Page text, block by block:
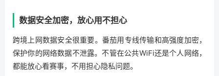
数据安全加密，放心用不担心
跨境上网数据安全很重要。番茄用专线传输和高强度加密，
保护你的网络数据不泄露。不管在公共WiFi还是个人网络，
都能放心看赛事，不用担心隐私问题。